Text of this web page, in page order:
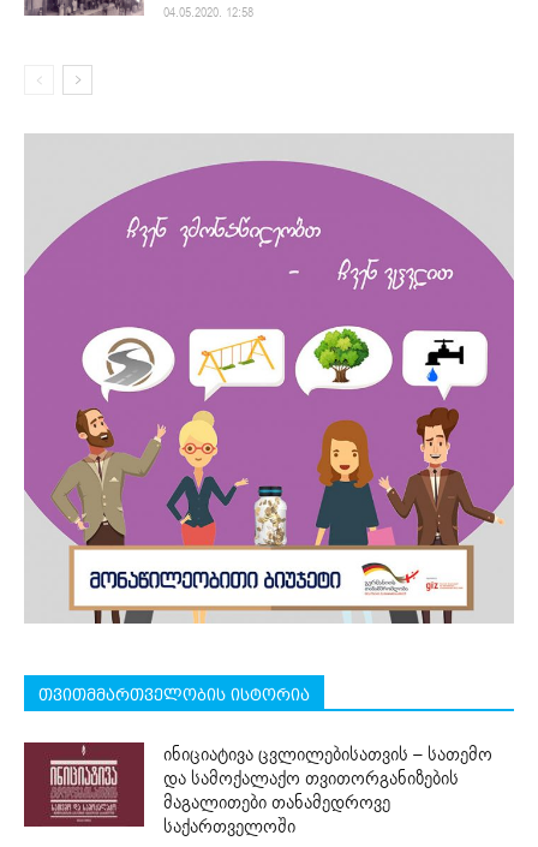
04.05.2020. 12:58
თვითმმართველობის ისტორია
ინიციატივა ცვლილებისათვის – სათემო
და სამოქალაქო თვითორგანიზების
მაგალითები თანამედროვე
საქართველოში